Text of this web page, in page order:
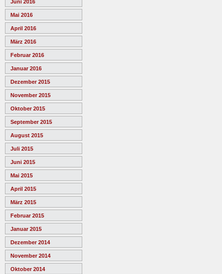
Juni 2016
Mai 2016
April 2016
März 2016
Februar 2016
Januar 2016
Dezember 2015
November 2015
Oktober 2015
September 2015
August 2015
Juli 2015
Juni 2015
Mai 2015
April 2015
März 2015
Februar 2015
Januar 2015
Dezember 2014
November 2014
Oktober 2014